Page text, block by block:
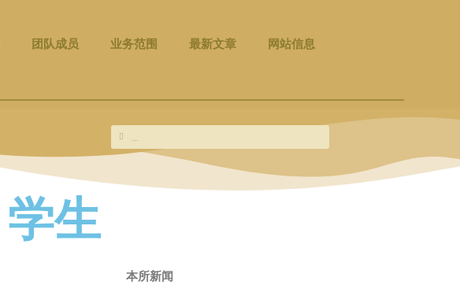
团队成员 业务范围 最新文章 网站信息
Search
Search
学生
本所新闻